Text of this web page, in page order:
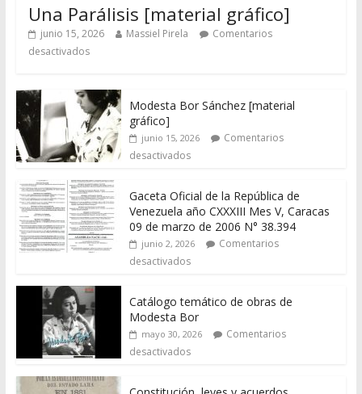
Una Parálisis [material gráfico]
junio 15, 2026 Massiel Pirela
Comentarios
desactivados
Modesta Bor Sánchez [material
gráfico]
junio 15, 2026
Comentarios
desactivados
Gaceta Oficial de la República de
Venezuela año CXXXIII Mes V, Caracas
09 de marzo de 2006 N° 38.394
junio 2, 2026
Comentarios
desactivados
Catálogo temático de obras de
Modesta Bor
mayo 30, 2026
Comentarios
desactivados